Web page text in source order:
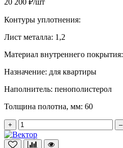
Контуры уплотнения:
Лист металла: 1,2
Материал внутреннего покрытия:
Назначение: для квартиры
Наполнитель: пенополистерол
Толщина полотна, мм: 60
+ –